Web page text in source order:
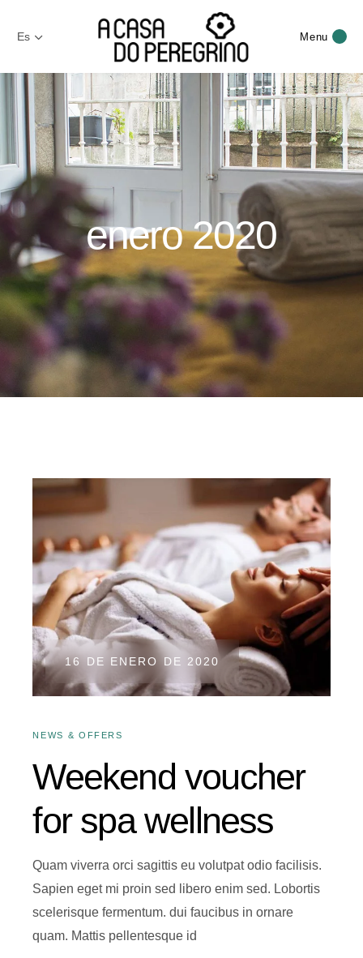
Es Menu
enero 2020
16 DE ENERO DE 2020
NEWS & OFFERS
Weekend voucher
for spa wellness
Quam viverra orci sagittis eu volutpat odio facilisis.
Sapien eget mi proin sed libero enim sed. Lobortis
scelerisque fermentum. dui faucibus in ornare
quam. Mattis pellentesque id